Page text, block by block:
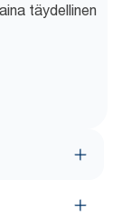
täydellinen